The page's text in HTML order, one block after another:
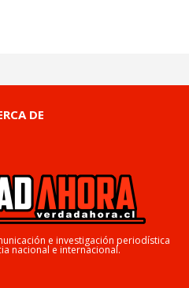
DE
e investigación periodística
nacional e internacional.